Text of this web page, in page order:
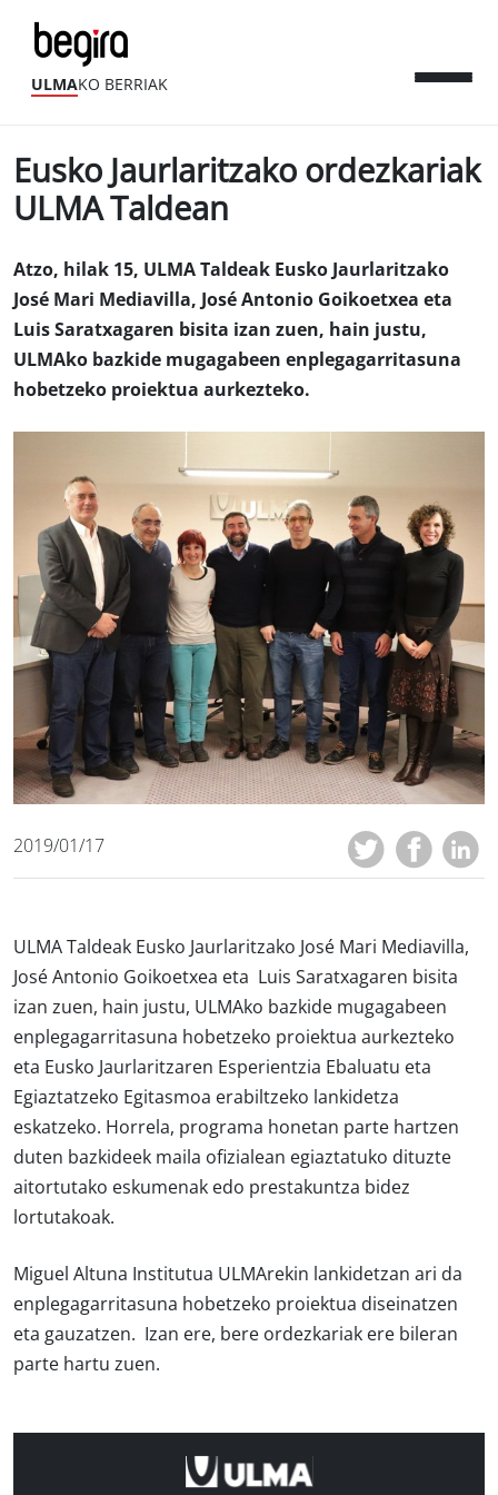
ULMAKO BERRIAK
Eusko Jaurlaritzako ordezkariak
ULMA Taldean
Atzo, hilak 15, ULMA Taldeak Eusko Jaurlaritzako
José Mari Mediavilla, José Antonio Goikoetxea eta
Luis Saratxagaren bisita izan zuen, hain justu,
ULMAko bazkide mugagabeen enplegagarritasuna
hobetzeko proiektua aurkezteko.
2019/01/17
ULMA Taldeak Eusko Jaurlaritzako José Mari Mediavilla,
José Antonio Goikoetxea eta Luis Saratxagaren bisita
izan zuen, hain justu, ULMAko bazkide mugagabeen
enplegagarritasuna hobetzeko proiektua aurkezteko
eta Eusko Jaurlaritzaren Esperientzia Ebaluatu eta
Egiaztatzeko Egitasmoa erabiltzeko lankidetza
eskatzeko. Horrela, programa honetan parte hartzen
duten bazkideek maila ofizialean egiaztatuko dituzte
aitortutako eskumenak edo prestakuntza bidez
lortutakoak.
Miguel Altuna Institutua ULMArekin lankidetzan ari da
enplegagarritasuna hobetzeko proiektua diseinatzen
eta gauzatzen. Izan ere, bere ordezkariak ere bileran
parte hartu zuen.